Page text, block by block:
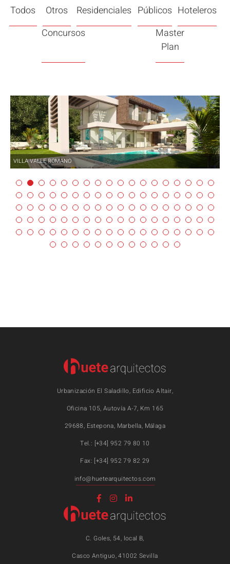
Todos Otros Residenciales Públicos Hoteleros
Concursos
Master
Plan
VILLA VALLE ROMANO
Urbanización El Saladillo, Edificio Altair,
Oficina 105, Autovía A-7, Km 165
29688, Estepona, Marbella, Málaga
Tel.: [+34] 952 79 80 10
Fax: [+34] 952 79 82 29
info@huetearquitectos.com
C. Goles, 54, local B,
Casco Antiguo, 41002 Sevilla